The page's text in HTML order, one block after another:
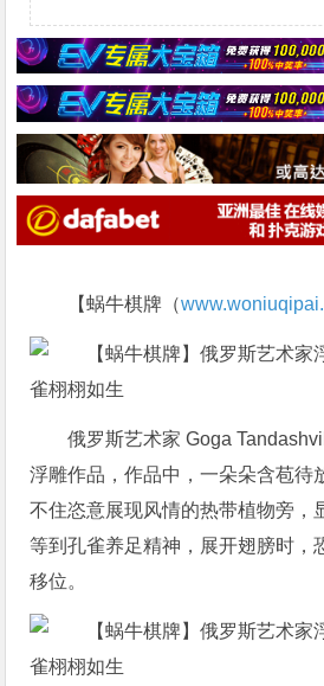
【蜗牛棋牌（
俄罗斯艺术家 Goga
浮雕作品，作品中，一朵朵含苞待
不住恣意展现风情的热带植物旁，
等到孔雀养足精神，展开翅膀时，
移位。